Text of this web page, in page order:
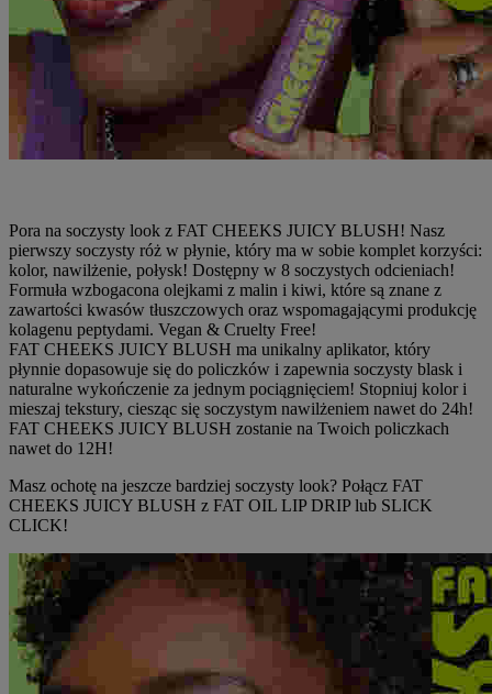
Pora na soczysty look z FAT CHEEKS JUICY BLUSH! Nasz
pierwszy soczysty róż w płynie, który ma w sobie komplet korzyści:
kolor, nawilżenie, połysk! Dostępny w 8 soczystych odcieniach!
Formuła wzbogacona olejkami z malin i kiwi, które są znane z
zawartości kwasów tłuszczowych oraz wspomagającymi produkcję
kolagenu peptydami. Vegan & Cruelty Free!
FAT CHEEKS JUICY BLUSH ma unikalny aplikator, który
płynnie dopasowuje się do policzków i zapewnia soczysty blask i
naturalne wykończenie za jednym pociągnięciem! Stopniuj kolor i
mieszaj tekstury, ciesząc się soczystym nawilżeniem nawet do 24h!
FAT CHEEKS JUICY BLUSH zostanie na Twoich policzkach
nawet do 12H!
Masz ochotę na jeszcze bardziej soczysty look? Połącz FAT
CHEEKS JUICY BLUSH z FAT OIL LIP DRIP lub SLICK
CLICK!